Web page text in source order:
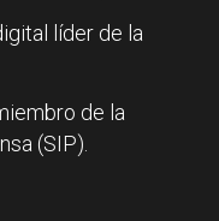
líder de la
de la
(SIP).